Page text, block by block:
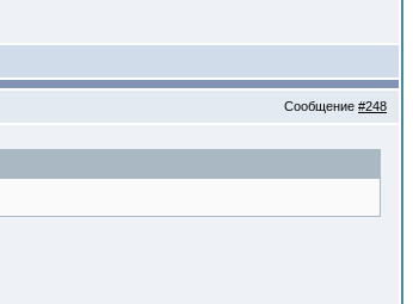
Сообщение #248